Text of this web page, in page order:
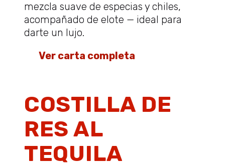
mezcla suave de especias y chiles,
acompañado de elote — ideal para
darte un lujo.
Ver carta completa
COSTILLA DE
RES AL
TEQUILA